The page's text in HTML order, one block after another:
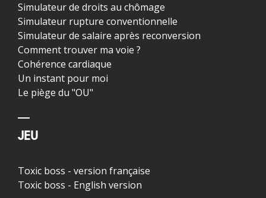
Simulateur de droits au chômage
Simulateur rupture conventionnelle
Simulateur de salaire après reconversion
Comment trouver ma voie ?
Cohérence cardiaque
Un instant pour moi
Le piège du "OU"
JEU
Toxic boss - version française
Toxic boss - English version